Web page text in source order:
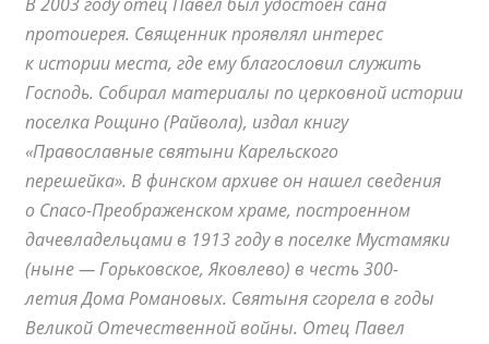
протоиерея. Священник проявлял интерес
к истории места, где ему благословил служить
Господь. Собирал материалы по церковной истории
поселка Рощино (Райвола), издал книгу
«Православные святыни Карельского
перешейка».В финском архиве он нашел сведения
о Спасо-Преображенском храме, построенном
дачевладельцами в 1913 году в поселке Мустамяки
(ныне — Горьковское, Яковлево) в честь 300-
летия Дома Романовых. Святыня сгорела в годы
Великой Отечественной войны. Отец Павел